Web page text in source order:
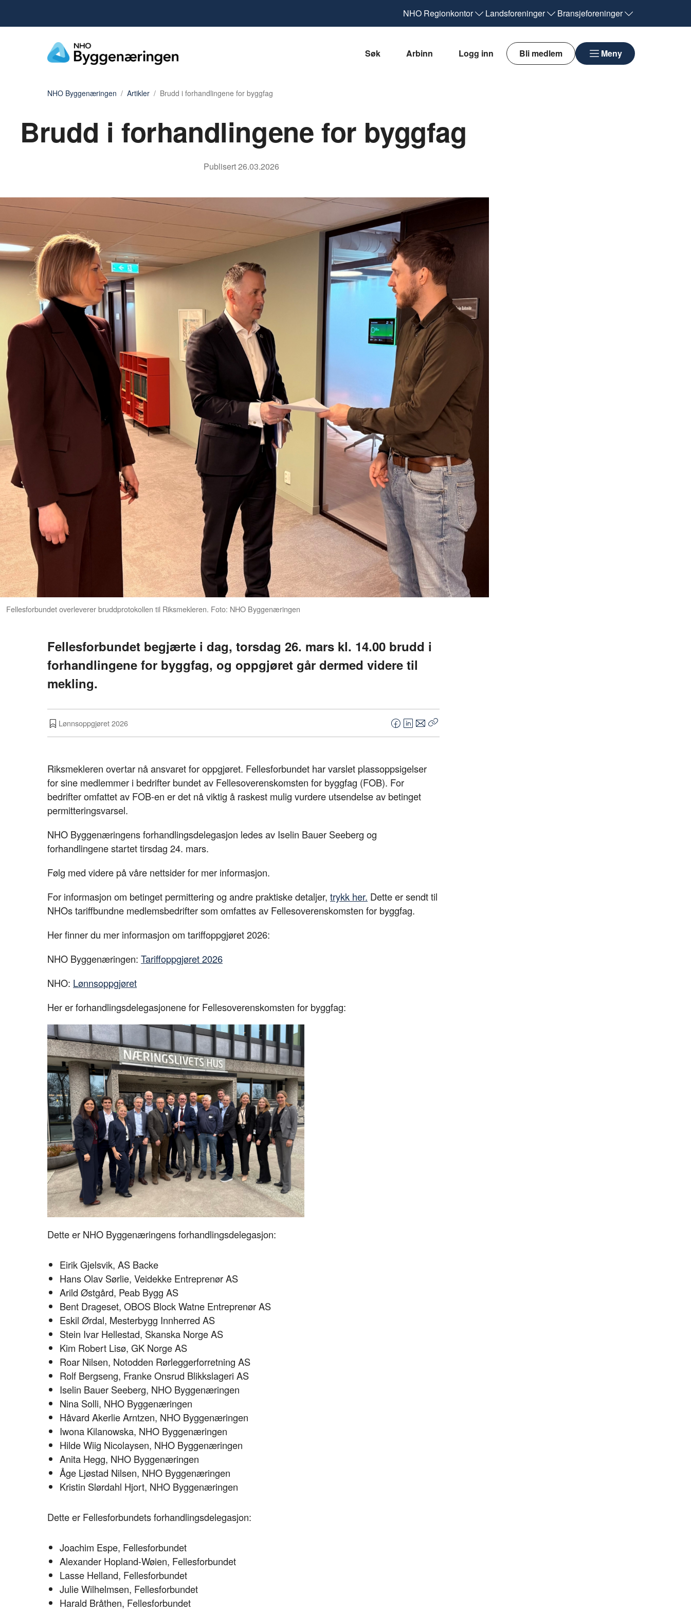
NHO Regionkontor Landsforeninger Bransjeforeninger
Søk Arbinn Logg inn Bli medlem Meny
NHO Byggenæringen Artikler Brudd i forhandlingene for byggfag
Brudd i forhandlingene for byggfag
Publisert26.03.2026
Fellesforbundet overleverer bruddprotokollen til Riksmekleren. Foto: NHO Byggenæringen
Fellesforbundet begjærte i dag, torsdag 26. mars kl. 14.00 brudd i
forhandlingene for byggfag, og oppgjøret går dermed videre til
mekling.
Lønnsoppgjøret 2026
F
a
e
b
o
o
L
i
k
e
d
I
E
-
o
Kopier
Riksmekleren overtar nå ansvaret for oppgjøret. Fellesforbundet har varslet plassoppsigelser
for sine medlemmer i bedrifter bundet av Fellesoverenskomsten for byggfag (FOB). For
bedrifter omfattet av FOB-en er det nå viktig å raskest mulig vurdere utsendelse av betinget
permitteringsvarsel.
NHO Byggenæringens forhandlingsdelegasjon ledes av Iselin Bauer Seeberg og
forhandlingene startet tirsdag 24. mars.
Følg med videre på våre nettsider for mer informasjon.
For informasjon om betinget permittering og andre praktiske detaljer, trykk her. Dette er sendt til
NHOs tariffbundne medlemsbedrifter som omfattes av Fellesoverenskomsten for byggfag.
Her finner du mer informasjon om tariffoppgjøret 2026:
NHO Byggenæringen: Tariffoppgjøret 2026
NHO: Lønnsoppgjøret
Her er forhandlingsdelegasjonene for Fellesoverenskomsten for byggfag:
Dette er NHO Byggenæringens forhandlingsdelegasjon:
Eirik Gjelsvik, AS Backe
Hans Olav Sørlie, Veidekke Entreprenør AS
Arild Østgård, Peab Bygg AS
Bent Drageset, OBOS Block Watne Entreprenør AS
Eskil Ørdal, Mesterbygg Innherred AS
Stein Ivar Hellestad, Skanska Norge AS
Kim Robert Lisø, GK Norge AS
Roar Nilsen, Notodden Rørleggerforretning AS
Rolf Bergseng, Franke Onsrud Blikkslageri AS
Iselin Bauer Seeberg, NHO Byggenæringen
Nina Solli, NHO Byggenæringen
Håvard Akerlie Arntzen, NHO Byggenæringen
Iwona Kilanowska, NHO Byggenæringen
Hilde Wiig Nicolaysen, NHO Byggenæringen
Anita Hegg, NHO Byggenæringen
Åge Ljøstad Nilsen, NHO Byggenæringen
Kristin Slørdahl Hjort, NHO Byggenæringen
Dette er Fellesforbundets forhandlingsdelegasjon:
Joachim Espe, Fellesforbundet
Alexander Hopland-Wøien, Fellesforbundet
Lasse Helland, Fellesforbundet
Julie Wilhelmsen, Fellesforbundet
Harald Bråthen, Fellesforbundet